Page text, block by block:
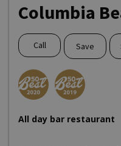
Columbia
Call Save
All day bar restaurant